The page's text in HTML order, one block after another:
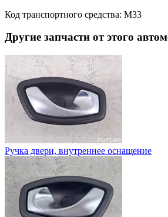
Код транспортного средства: M33
Другие запчасти от этого
Ручка двери, внутреннее оснащение